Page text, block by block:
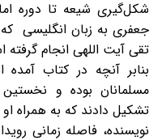
شکل‌‌گیری شیعه تا دوره
جعفری به زبان انگلیسی
تقی آیت اللهی انجام
بنابر آنچه در کتاب
مسلمانان بوده و
تشکیل دادند که به همراه